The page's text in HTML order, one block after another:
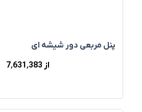
پنل مربعی دور شیشه ای
از 7٬631٬383